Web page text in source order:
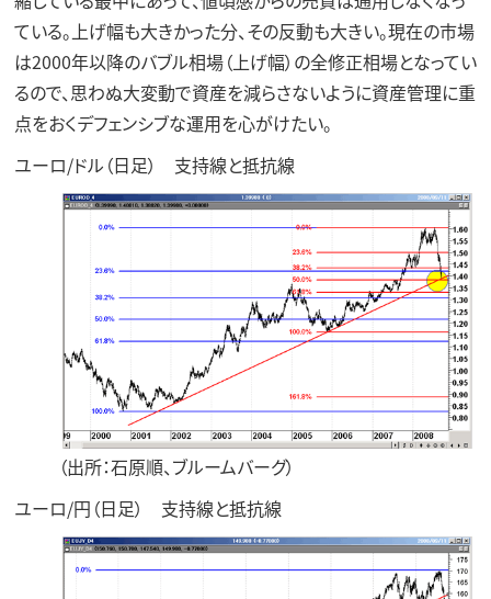
ている。上げ幅も大きかった分、その反動も大きい。現在の市場
は2000年以降のバブル相場（上げ幅）の全修正相場となってい
るので、思わぬ大変動で資産を減らさないように資産管理に重
点をおくデフェンシブな運用を心がけたい。
ユーロ/ドル（日足） 支持線と抵抗線
（出所：石原順、ブルームバーグ）
ユーロ/円（日足） 支持線と抵抗線